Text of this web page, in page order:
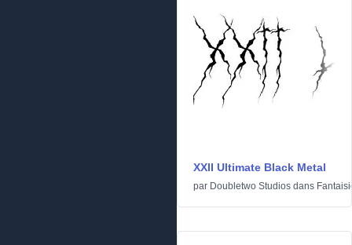
XXII Ultimate Black Metal
par Doubletwo Studios dans